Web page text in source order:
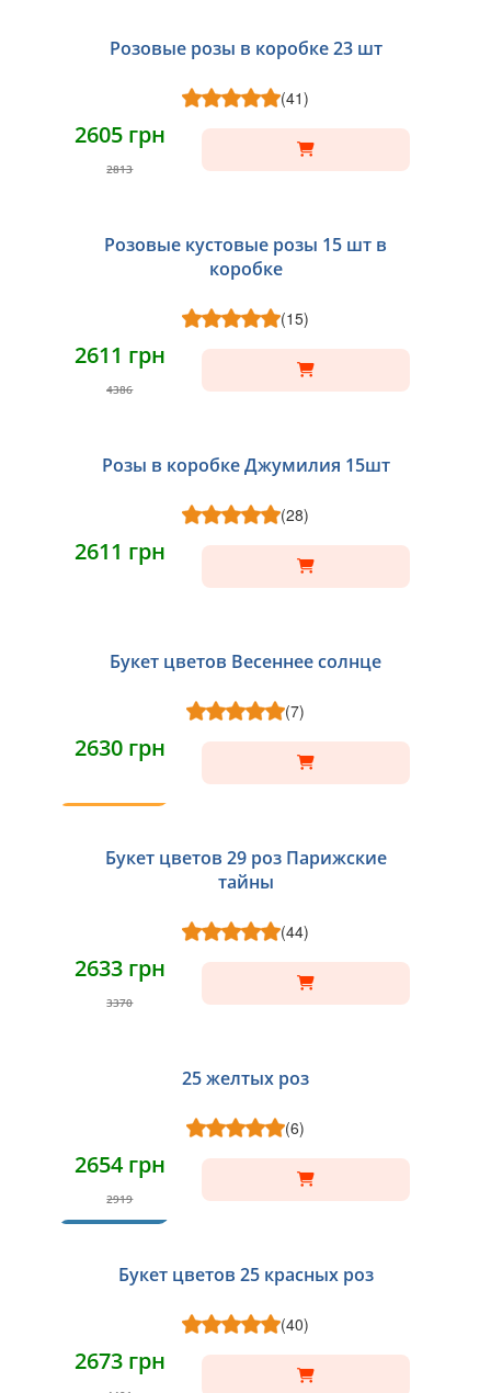
Розовые розы в коробке 23 шт
(41)
2605 грн
2813
Розовые кустовые розы 15 шт в
коробке
(15)
2611 грн
4386
Розы в коробке Джумилия 15шт
(28)
2611 грн
Букет цветов Весеннее солнце
(7)
2630 грн
Букет цветов 29 роз Парижские
тайны
(44)
2633 грн
3370
25 желтых роз
(6)
2654 грн
2919
Букет цветов 25 красных роз
(40)
2673 грн